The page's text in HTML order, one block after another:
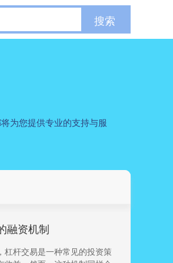
搜索
为您提供专业的支持与服
融资机制
杆交易是一种常见的投资策